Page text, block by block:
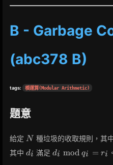
B - Garbage
(abc378 B)
tags: 模運算(Modular Arithmetic)
題意
給定 N
N 種垃圾的收取規則，其
其中 d_i
di 滿足 d_i
di mod qi = ri 。